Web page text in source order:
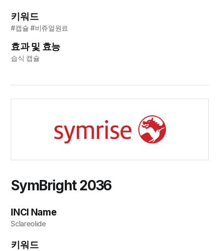
키워드
#캡슐 #비쥬얼원료
효과 및 효능
습식 캡슐
SymBright 2036
INCI Name
Sclareolide
키워드